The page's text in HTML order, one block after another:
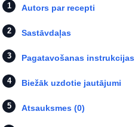
Autors par recepti
Sastāvdaļas
Pagatavošanas instrukcijas
Biežāk uzdotie jautājumi
Atsauksmes (0)